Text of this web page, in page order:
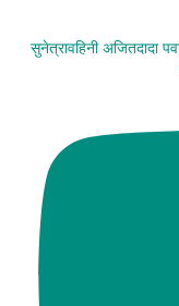
सुनेत्रावहिनी अजितदादा